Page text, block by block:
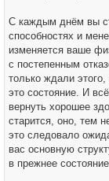
С каждым днём вы
способностях и
изменяется ваше
с постепенным
только ждали
это состояние. И
вернуть хорошее
старится, оно, тем
это следовало
вас основную
в прежнее